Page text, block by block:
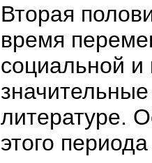
Вторая
время
социальной и
литературе.
этого